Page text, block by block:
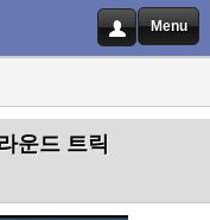
Menu
운드 트릭